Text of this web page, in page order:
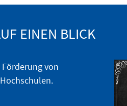
EINEN BLICK
von